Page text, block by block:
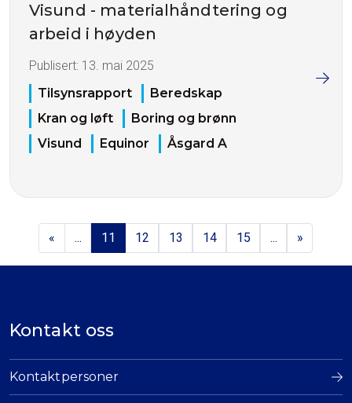
Visund - materialhåndtering og
arbeid i høyden
Publisert: 13. mai 2025
Tilsynsrapport
Beredskap
Kran og løft
Boring og brønn
Visund
Equinor Åsgard A
« ... 11 12 13 14 15 ... »
Kontakt oss
Kontaktpersoner